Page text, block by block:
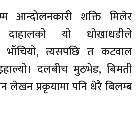
आन्दोलनकारी शक्ति मिलेर
दाहालको यो धोखाधडीले
भाँचियो, त्यसपछि त कटवाल
दलबीच मुठभेड, बिमती
लेखन प्रकृयामा पनि धेरै बिलम्ब